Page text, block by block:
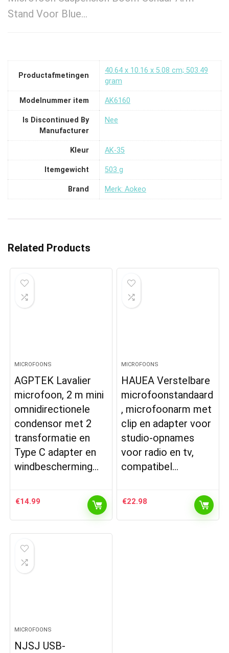
Stand Voor Blue…
Productafmetingen
‎40.64 x 10.16 x 5.08 cm; 503.49
gram
Modelnummer item ‎AK6160
Is Discontinued By
Manufacturer
‎Nee
Kleur ‎AK-35
Itemgewicht ‎503 g
Brand Merk: Aokeo
Related Products
MICROFOONS
AGPTEK Lavalier
microfoon, 2 m mini
omnidirectionele
condensor met 2
transformatie en
Type C adapter en
windbescherming…
€14.99
MICROFOONS
HAUEA Verstelbare
microfoonstandaard
, microfoonarm met
clip en adapter voor
studio-opnames
voor radio en tv,
compatibel…
€22.98
MICROFOONS
NJSJ USB-